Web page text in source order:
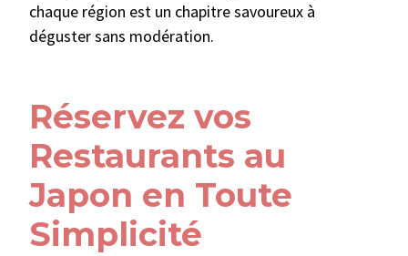
chaque région est un chapitre savoureux à
déguster sans modération.
Réservez vos
Restaurants au
Japon en Toute
Simplicité